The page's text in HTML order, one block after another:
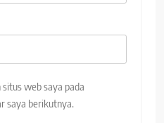
web saya pada
saya berikutnya.